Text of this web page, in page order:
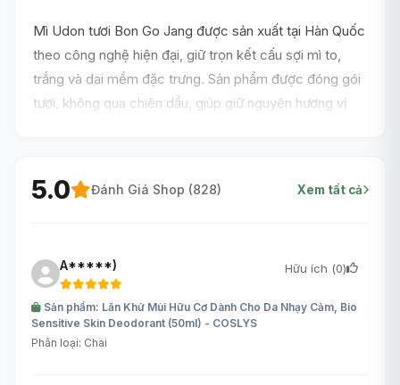
Mì Udon tươi Bon Go Jang được sản xuất tại Hàn Quốc
theo công nghệ hiện đại, giữ trọn kết cấu sợi mì to,
trắng và dai mềm đặc trưng. Sản phẩm được đóng gói
tươi, không qua chiên dầu, giúp giữ nguyên hương vị
5.0 Đánh Giá Shop (828) Xem tất cả
A*****) Hữu ích (0)
Sản phẩm: Lăn Khử Mùi Hữu Cơ Dành Cho Da Nhạy Cảm, Bio
Sensitive Skin Deodorant (50ml) - COSLYS
Phân loại: Chai